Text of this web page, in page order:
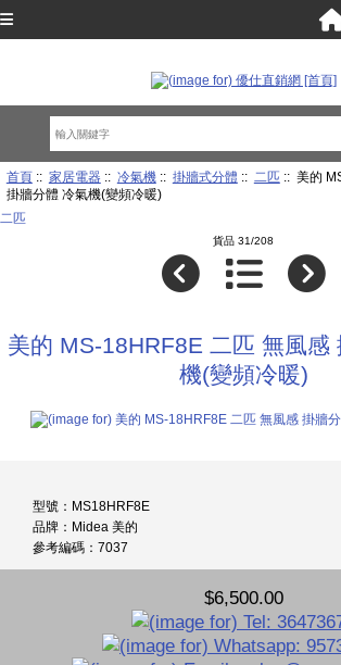
首頁:: 家居電器:: 冷氣機:: 掛牆式分體 :: 二匹:: 美的
掛牆分體 冷氣機(變頻冷暖)
二匹
貨品 31/208
美的 MS-18HRF8E 二匹 無風感
機(變頻冷暖)
型號：MS18HRF8E
品牌：Midea 美的
參考編碼：7037
$6,500.00